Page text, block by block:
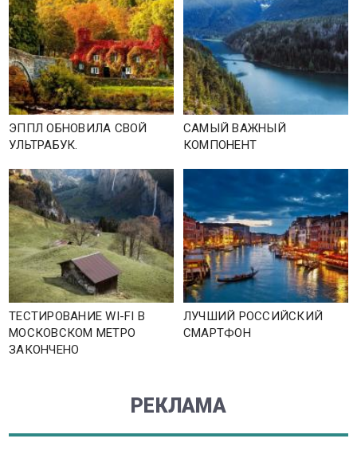
ЭППЛ ОБНОВИЛА СВОЙ
УЛЬТРАБУК.
САМЫЙ ВАЖНЫЙ
КОМПОНЕНТ
ТЕСТИРОВАНИЕ WI-FI В
МОСКОВСКОМ МЕТРО
ЗАКОНЧЕНО
ЛУЧШИЙ РОССИЙСКИЙ
СМАРТФОН
РЕКЛАМА